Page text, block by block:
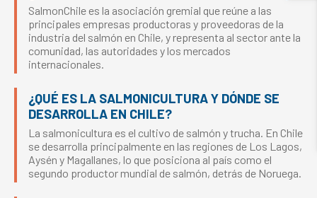
SalmonChile es la asociación gremial que reúne a las
principales empresas productoras y proveedoras de la
industria del salmón en Chile, y representa al sector ante la
comunidad, las autoridades y los mercados
internacionales.
¿QUÉ ES LA SALMONICULTURA Y DÓNDE SE
DESARROLLA EN CHILE?
La salmonicultura es el cultivo de salmón y trucha. En Chile
se desarrolla principalmente en las regiones de Los Lagos,
Aysén y Magallanes, lo que posiciona al país como el
segundo productor mundial de salmón, detrás de Noruega.